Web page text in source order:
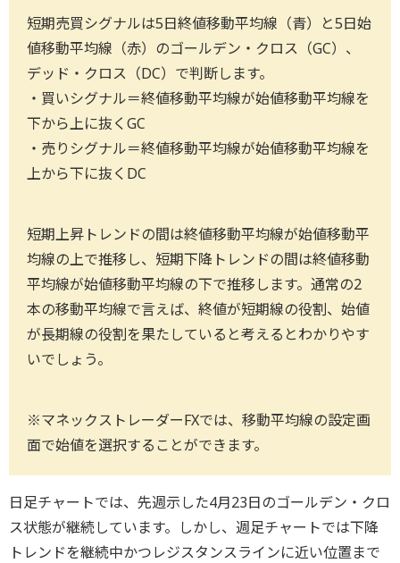
短期売買シグナルは5日終値移動平均線（青）と5日始
値移動平均線（赤）のゴールデン・クロス（GC）、
デッド・クロス（DC）で判断します。
・買いシグナル＝終値移動平均線が始値移動平均線を
下から上に抜くGC
・売りシグナル＝終値移動平均線が始値移動平均線を
上から下に抜くDC
短期上昇トレンドの間は終値移動平均線が始値移動平
均線の上で推移し、短期下降トレンドの間は終値移動
平均線が始値移動平均線の下で推移します。通常の2
本の移動平均線で言えば、終値が短期線の役割、始値
が長期線の役割を果たしていると考えるとわかりやす
いでしょう。
※マネックストレーダーFXでは、移動平均線の設定画
面で始値を選択することができます。
日足チャートでは、先週示した4月23日のゴールデン・クロ
ス状態が継続しています。しかし、週足チャートでは下降
トレンドを継続中かつレジスタンスラインに近い位置まで